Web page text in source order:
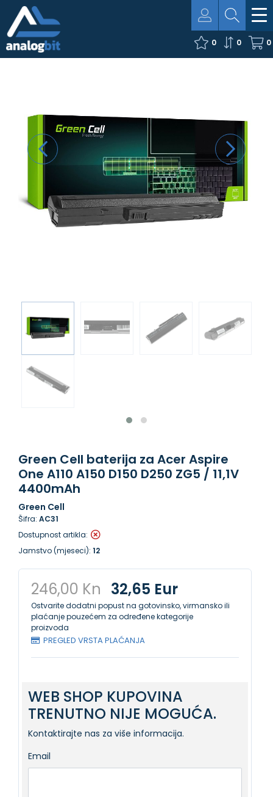
0
0
0
Green Cell baterija za Acer Aspire
One A110 A150 D150 D250 ZG5 / 11,1V
4400mAh
Green Cell
Šifra: AC31
Dostupnost artikla:
Jamstvo (mjeseci): 12
246,00 Kn 32,65 Eur
Ostvarite dodatni popust na gotovinsko, virmansko ili
plaćanje pouzećem za određene kategorije
proizvoda
PREGLED VRSTA PLAĆANJA
WEB SHOP KUPOVINA
TRENUTNO NIJE MOGUĆA.
Kontaktirajte nas za više informacija.
Email